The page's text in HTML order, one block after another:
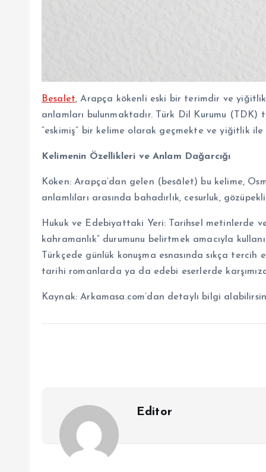
Besalet, Arapça kökenli eski bir terimdir ve
anlamları bulunmaktadır. Türk Dil Kurumu
“eskimiş” bir kelime olarak geçmekte ve yiğitlik
Kelimenin Özellikleri ve Anlam Dağarcığı
Köken: Arapça’dan gelen (besālet) bu kelime,
anlamlıları arasında bahadırlık, cesurluk,
Hukuk ve Edebiyattaki Yeri: Tarihsel metinlerde
kahramanlık” durumunu belirtmek amacıyla
Türkçede günlük konuşma esnasında sıkça
tarihi romanlarda ya da edebi eserlerde
Kaynak: Arkamasa.com’dan detaylı bilgi
Editor